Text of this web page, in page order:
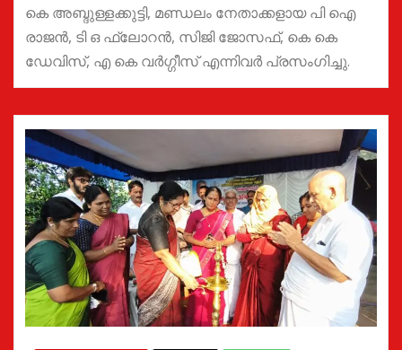
കെ അബ്ദുള്ളക്കുട്ടി, മണ്ഡലം നേതാക്കളായ പി ഐ
രാജൻ, ടി ഒ ഫ്ലോറൻ, സിജി ജോസഫ്, കെ കെ
ഡേവിസ്, എ കെ വർഗ്ഗീസ് എന്നിവർ പ്രസംഗിച്ചു.